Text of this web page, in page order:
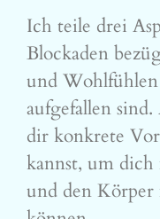
Ich teile drei
Blockaden
und
aufgefallen
dir konkrete
kannst, um
und den Körper